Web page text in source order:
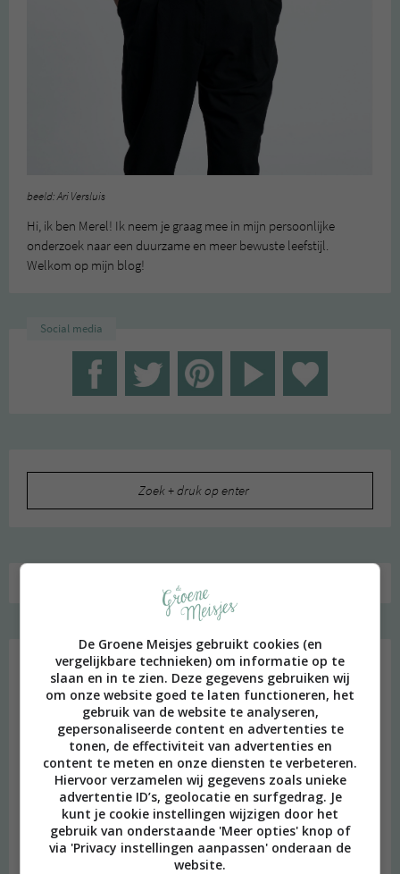
beeld: Ari Versluis
Hi, ik ben Merel! Ik neem je graag mee in mijn persoonlijke
onderzoek naar een duurzame en meer bewuste leefstijl.
Welkom op mijn blog!
Social media
De Groene Meisjes gebruikt cookies (en
vergelijkbare technieken) om informatie op te
slaan en in te zien. Deze gegevens gebruiken wij
om onze website goed te laten functioneren, het
gebruik van de website te analyseren,
gepersonaliseerde content en advertenties te
tonen, de effectiviteit van advertenties en
content te meten en onze diensten te verbeteren.
Hiervoor verzamelen wij gegevens zoals unieke
advertentie ID’s, geolocatie en surfgedrag. Je
kunt je cookie instellingen wijzigen door het
gebruik van onderstaande 'Meer opties' knop of
via 'Privacy instellingen aanpassen' onderaan de
website.